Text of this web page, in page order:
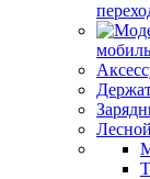
Лесной